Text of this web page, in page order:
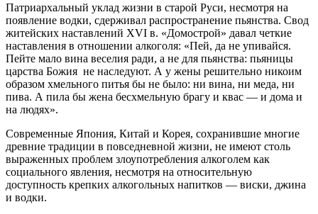
Патриархальный уклад жизни в старой Руси, несмотря на
появление водки, сдерживал распространение пьянства. Свод
житейских наставлений XVI в. «Домострой» давал четкие
наставления в отношении алкоголя: «Пей, да не упивайся.
Пейте мало вина веселия ради, а не для пьянства: пьяницы
царства Божия не наследуют. А у жены решительно никоим
образом хмельного питья бы не было: ни вина, ни меда, ни
пива. А пила бы жена бесхмельную брагу и квас — и дома и
на людях».
Современные Япония, Китай и Корея, сохранившие многие
древние традиции в повседневной жизни, не имеют столь
выраженных проблем злоупотребления алкоголем как
социального явления, несмотря на относительную
доступность крепких алкогольных напитков — виски, джина
и водки.